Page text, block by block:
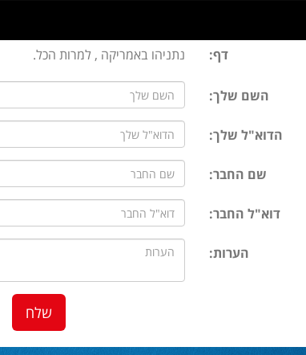
דף: נתניהו באמריקה , למרות הכל.
השם שלך:
הדוא"ל שלך:
שם החבר:
דוא"ל החבר:
הערות: